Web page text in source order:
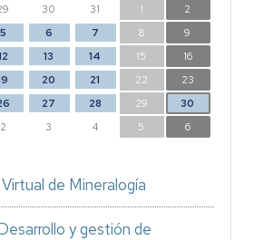
30 31 1
2
5 6 7 8
9
13 14 15
16
20 21 22
23
27 28 29
30
2 3 4 5 6
de Mineralogía
y gestión de